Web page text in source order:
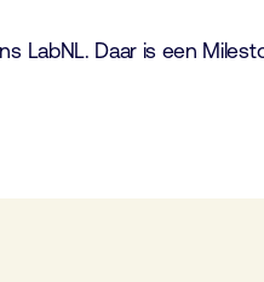
LabNL. Daar is een